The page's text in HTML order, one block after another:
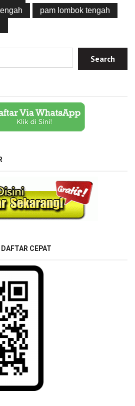
pam lombok tengah
Search
CEPAT